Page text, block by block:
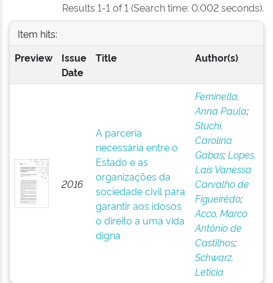
Results 1-1 of 1 (Search time: 0.002 seconds).
Item hits:
Preview
Issue
Date
Title Author(s)
2016
A parceria
necessária entre o
Estado e as
organizações da
sociedade civil para
garantir aos idosos
o direito a uma vida
digna
Feminella,
Anna Paula;
Stuchi,
Carolina
Gabas;Lopes,
Laís Vanessa
Carvalho de
Figueirêdo;
Acco, Marco
Antônio de
Castilhos;
Schwarz,
Letícia